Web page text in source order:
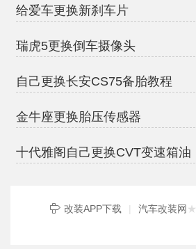
给爱车更换新刹车片
瑞虎5更换倒车摄像头
自己更换长安CS75备胎教程
金牛座更换胎压传感器
十代雅阁自己更换CVT变速箱油
改装APP下载 | 汽车改装网 ★